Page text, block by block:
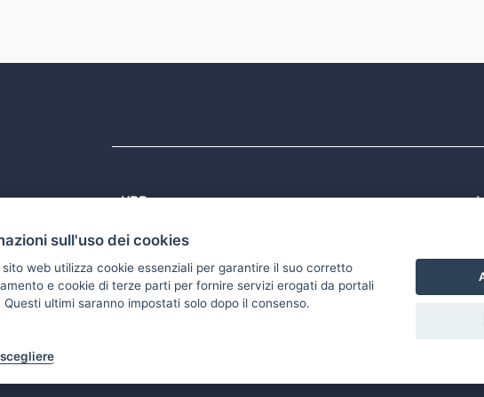
N. Sauro 31
URP
Email:quiregione@regione.puglia.it
Rubrica
di accessibilità
sull'uso dei cookies
sito web utilizza cookie essenziali per garantire il suo corretto
e cookie di terze parti per fornire servizi erogati da portali
Questi ultimi saranno impostati solo dopo il consenso.